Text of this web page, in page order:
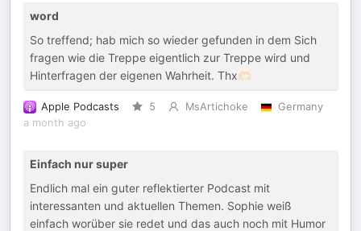
word
So treffend; hab mich so wieder gefunden in dem Sich
fragen wie die Treppe eigentlich zur Treppe wird und
Hinterfragen der eigenen Wahrheit. Thx🫶🏻
Apple Podcasts 5 MsArtichoke
Germany
a month ago
Einfach nur super
Endlich mal ein guter reflektierter Podcast mit
interessanten und aktuellen Themen. Sophie weiß
einfach worüber sie redet und das auch noch mit Humor